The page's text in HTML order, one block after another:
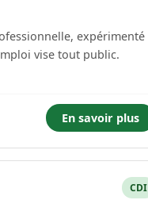
expérimenté
En savoir plus
CDI